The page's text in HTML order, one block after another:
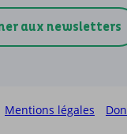
aux newsletters
Mentions légales